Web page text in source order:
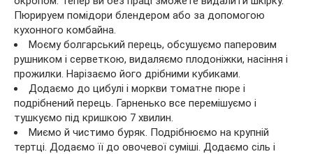
Пюрируем помідори блендером або за допомогою
кухонного комбайна.
Моєму болгарський перець, обсушуємо паперовим
рушником і серветкою, видаляємо плодоніжки, насіння і
прожилки. Нарізаємо його дрібними кубиками.
Додаємо до цибулі і моркви томатне пюре і
подрібнений перець. Гарненько все перемішуємо і
тушкуємо під кришкою 7 хвилин.
Миємо й чистимо буряк. Подрібнюємо на крупній
тертці. Додаємо її до овочевої суміші. Додаємо сіль і